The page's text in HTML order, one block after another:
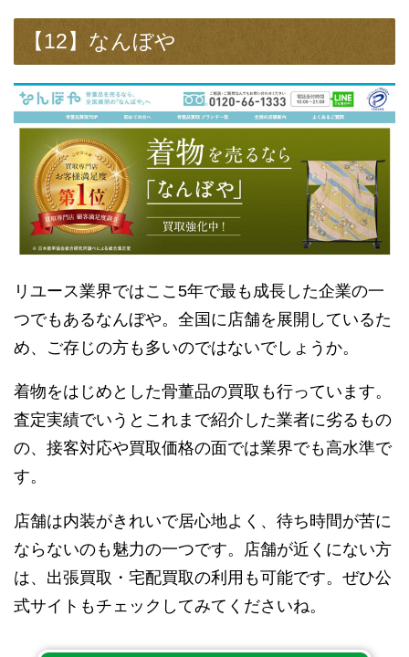
【12】なんぼや
リユース業界ではここ5年で最も成長した企業の一
つでもあるなんぼや。全国に店舗を展開しているた
め、ご存じの方も多いのではないでしょうか。
着物をはじめとした骨董品の買取も行っています。
査定実績でいうとこれまで紹介した業者に劣るもの
の、接客対応や買取価格の面では業界でも高水準で
す。
店舗は内装がきれいで居心地よく、待ち時間が苦に
ならないのも魅力の一つです。店舗が近くにない方
は、出張買取・宅配買取の利用も可能です。ぜひ公
式サイトもチェックしてみてくださいね。